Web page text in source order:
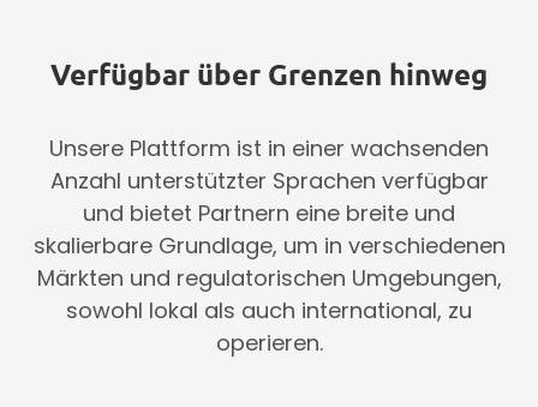
Verfügbar über Grenzen hinweg
Unsere Plattform ist in einer wachsenden
Anzahl unterstützter Sprachen verfügbar
und bietet Partnern eine breite und
skalierbare Grundlage, um in verschiedenen
Märkten und regulatorischen Umgebungen,
sowohl lokal als auch international, zu
operieren.